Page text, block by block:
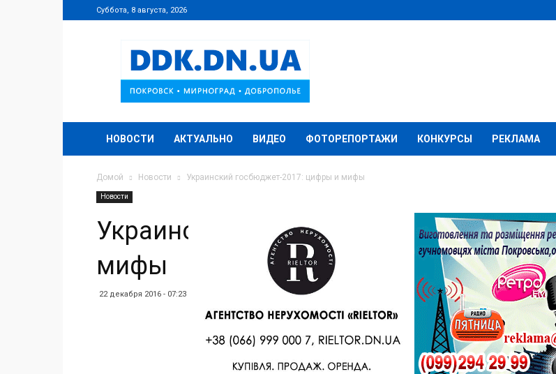
Суббота, 8 августа, 2026
DDK.DN.UA
НОВОСТИ АКТУАЛЬНО ВИДЕО ФОТОРЕПОРТАЖИ КОНКУРСЫ РЕКЛАМА
Домой Новости Украинский госбюджет-2017: цифры и мифы
Новости
Украинский госбюджет-2017: цифры и
мифы
22 декабря 2016 - 07:23